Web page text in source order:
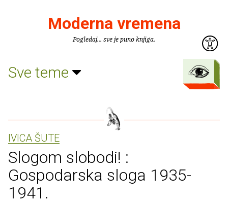
Moderna vremena
Pogledaj... sve je puno knjiga.
Sve teme
IVICA ŠUTE
Slogom slobodi! :
Gospodarska sloga 1935-
1941.